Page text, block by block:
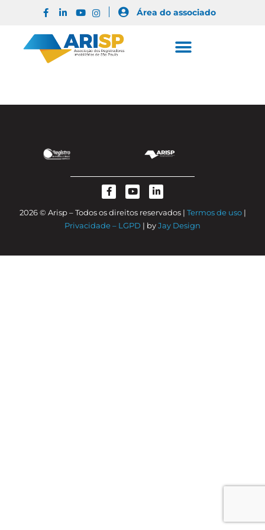
Área do associado
2026 © Arisp – Todos os direitos reservados | Termos de uso|
Privacidade – LGPD | byJay Design